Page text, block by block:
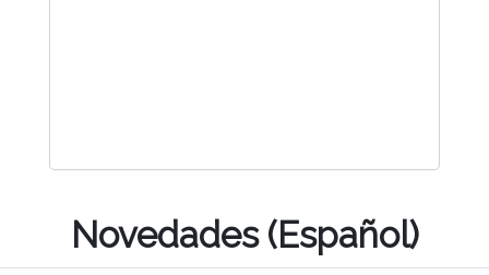
Novedades (Español)